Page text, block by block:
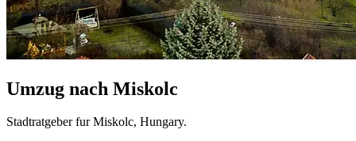
Umzug nach Miskolc
Stadtratgeber fur Miskolc, Hungary.